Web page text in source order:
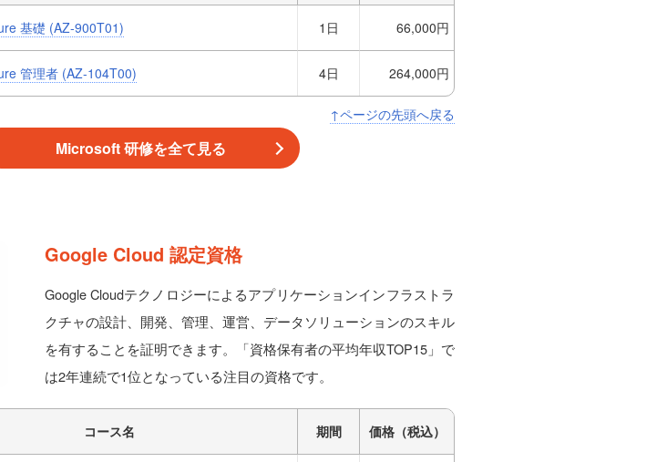
基礎 (AZ-900T01) 1日 66,000円
管理者 (AZ-104T00) 4日 264,000円
↑ページの先頭へ戻る
Microsoft 研修を全て見る
Google Cloud 認定資格
Google Cloudテクノロジーによるアプリケーションインフラストラ
クチャの設計、開発、管理、運営、データソリューションのスキル
を有することを証明できます。「資格保有者の平均年収TOP15」で
は2年連続で1位となっている注目の資格です。
コース名 期間 価格（税込）